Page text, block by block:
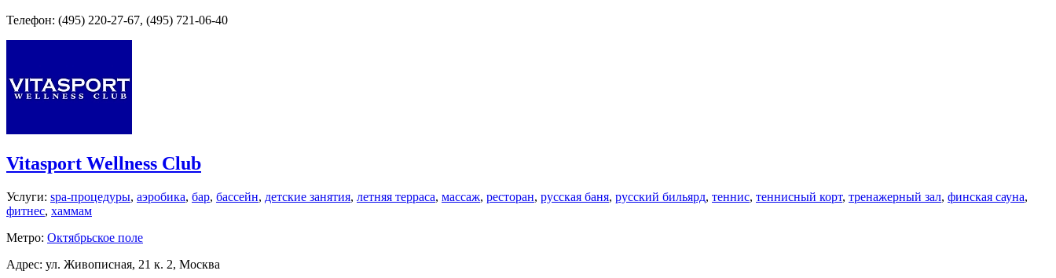
Телефон: (495) 220-27-67, (495) 721-06-40
Vitasport Wellness Club
Услуги: spa-процедуры, аэробика, бар, бассейн, детские занятия, летняя терраса, массаж, ресторан, русская баня, русский бильярд, теннис, теннисный корт, тренажерный зал, финская сауна,
фитнес, хаммам
Метро: Октябрьское поле
Адрес: ул. Живописная, 21 к. 2, Москва